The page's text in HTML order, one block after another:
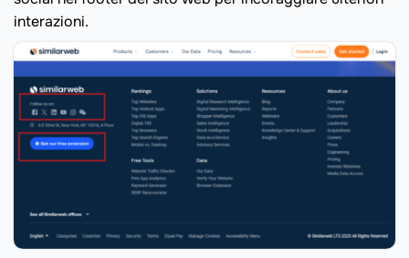
interazioni.